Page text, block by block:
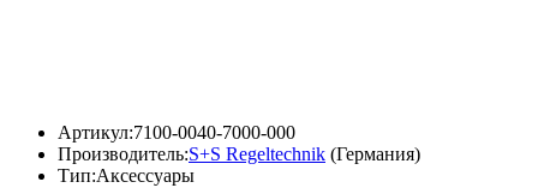
Артикул:7100-0040-7000-000
Производитель:S+S Regeltechnik (Германия)
Тип:Аксессуары